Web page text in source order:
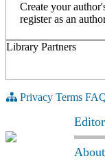
Create your
register as an
Library Partners
Privacy Terms
About